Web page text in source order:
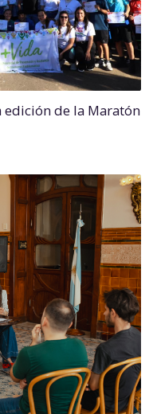
edición de la Maratón